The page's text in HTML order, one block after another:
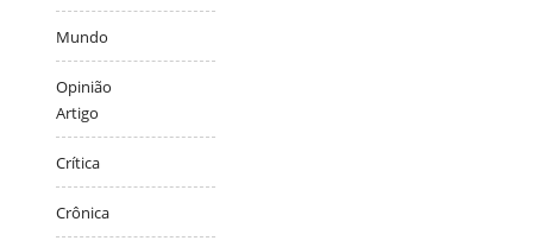
Mundo
Opinião
Artigo
Crítica
Crônica